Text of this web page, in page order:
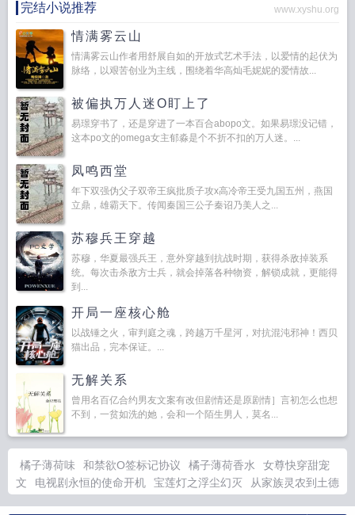
完结小说推荐 www.xyshu.org
情满雾云山
情满雾云山作者用舒展自如的开放式艺术手法，以爱情的起伏为
脉络，以艰苦创业为主线，围绕着华高灿毛妮妮的爱情故...
被偏执万人迷O盯上了
易璟穿书了，还是穿进了一本百合abopo文。如果易璟没记错，
这本po文的omega女主郁淼是个不折不扣的万人迷。...
凤鸣西堂
年下双强伪父子双帝王疯批质子攻x高冷帝王受九国五州，燕国
立鼎，雄霸天下。传闻秦国三公子秦诏乃美人之...
苏穆兵王穿越
苏穆，华夏最强兵王，意外穿越到抗战时期，获得杀敌掉装系
统。每次击杀敌方士兵，就会掉落各种物资，解锁成就，更能得
到...
开局一座核心舱
以战锤之火，审判庭之魂，跨越万千星河，对抗混沌邪神！西贝
猫出品，完本保证。...
无解关系
曾用名百亿合约男友文案有改但剧情还是原剧情］言初怎么也想
不到，一贫如洗的她，会和一个陌生男人，莫名...
橘子薄荷味 和禁欲O签标记协议 橘子薄荷香水
女尊快穿甜宠
文
电视剧永恒的使命开机 宝莲灯之浮尘幻灭
从家族灵农到土德